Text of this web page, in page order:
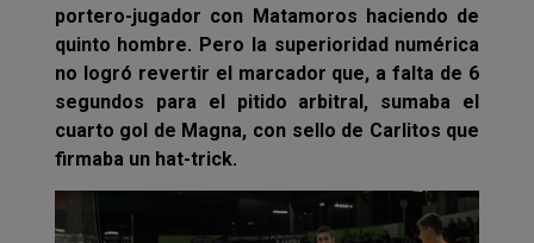
portero-jugador con Matamoros haciendo de
quinto hombre. Pero la superioridad numérica
no logró revertir el marcador que, a falta de 6
segundos para el pitido arbitral, sumaba el
cuarto gol de Magna, con sello de Carlitos que
firmaba un hat-trick.